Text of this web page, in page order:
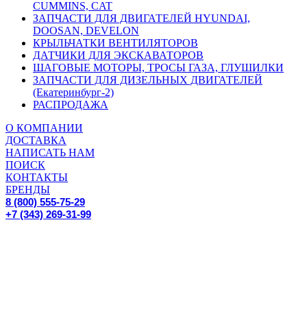
CUMMINS, CAT
ЗАПЧАСТИ ДЛЯ ДВИГАТЕЛЕЙ HYUNDAI,
DOOSAN, DEVELON
КРЫЛЬЧАТКИ ВЕНТИЛЯТОРОВ
ДАТЧИКИ ДЛЯ ЭКСКАВАТОРОВ
ШАГОВЫЕ МОТОРЫ, ТРОСЫ ГАЗА, ГЛУШИЛКИ
ЗАПЧАСТИ ДЛЯ ДИЗЕЛЬНЫХ ДВИГАТЕЛЕЙ
(Екатеринбург-2)
РАСПРОДАЖА
О КОМПАНИИ
ДОСТАВКА
НАПИСАТЬ НАМ
ПОИСК
КОНТАКТЫ
БРЕНДЫ
8 (800) 555-75-29
+7 (343) 269-31-99